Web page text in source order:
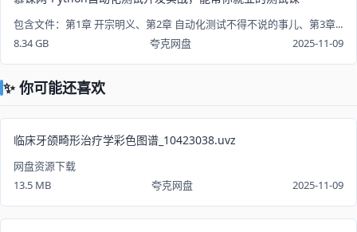
包含文件：第1章 开宗明义、第2章 自动化测试不得不说的事儿、第3章...
8.34 GB
夸克网盘 2025-11-09
✨ 你可能还喜欢
临床牙颌畸形治疗学彩色图谱_10423038.uvz
网盘资源下载
13.5 MB
夸克网盘 2025-11-09